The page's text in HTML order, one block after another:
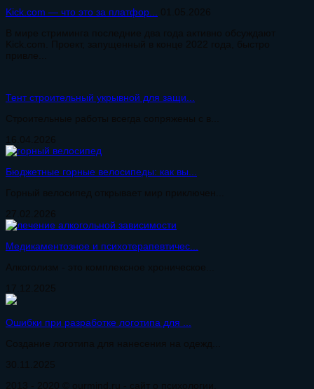
Kick.com — что это за платфор...
01.05.2026
В мире стриминга последние два года активно обсуждают
Kick.com. Проект, запущенный в конце 2022 года, быстро
привле...
Тент строительный укрывной для защи...
Строительные работы всегда сопряжены с в...
16.04.2026
Бюджетные горные велосипеды: как вы...
Горный велосипед открывает мир приключен...
27.02.2026
Медикаментозное и психотерапевтичес...
Алкоголизм - это комплексное хроническое...
17.12.2025
Ошибки при разработке логотипа для ...
Создание логотипа для нанесения на одежд...
30.11.2025
2013 - 2020 © ourmind.ru - сайт о психологии.